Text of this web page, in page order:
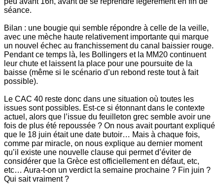
séance.
Bilan : une bougie qui semble répondre à celle de la veille,
avec une mèche haute relativement importante qui marque
un nouvel échec au franchissement du canal baissier rouge.
Pendant ce temps là, les Bollingers et la MM20 continuent
leur chute et laissent la place pour une poursuite de la
baisse (même si le scénario d’un rebond reste tout à fait
possible).
Le CAC 40 reste donc dans une situation où toutes les
issues sont possibles. Est-ce si étonnant dans le contexte
actuel, alors que l’issue du feuilleton grec semble avoir une
fois de plus été repoussée ? On nous avait pourtant expliqué
que le 18 juin était une date butoir… Mais à chaque fois,
comme par miracle, on nous explique au dernier moment
qu’il existe une nouvelle clause qui permet d’éviter de
considérer que la Grèce est officiellement en défaut, etc,
etc… Aura-t-on un verdict la semaine prochaine ? Fin juin ?
Qui sait vraiment ?